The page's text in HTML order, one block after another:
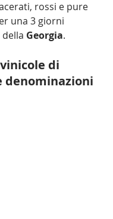
rossi e pure
una 3 giorni
Georgia.
di
denominazioni